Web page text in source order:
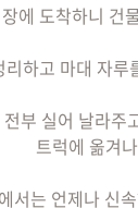
에 도착하니 건
하고 마대 자
부 실어 날라주
트럭에 옮겨
서는 언제나 신